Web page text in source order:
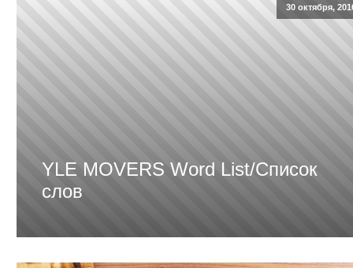
30 октября,
YLE MOVERS Word List/Список
слов